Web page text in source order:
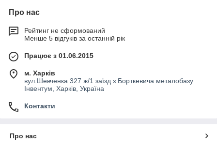
Про нас
Рейтинг не сформований
Менше 5 відгуків за останній рік
Працює з 01.06.2015
м. Харків
вул.Шевченка 327 ж/1 заїзд з Борткевича металобазу
Інвентум, Харків, Україна
Контакти
Про нас